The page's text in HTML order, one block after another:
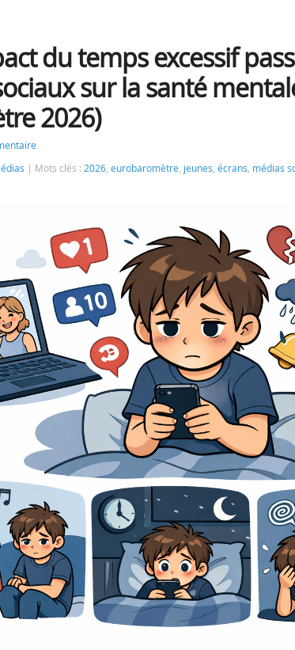
du temps excessif
sur la santé
2026)
Mots clés : 2026, eurobaromètre, jeunes, écrans, médias